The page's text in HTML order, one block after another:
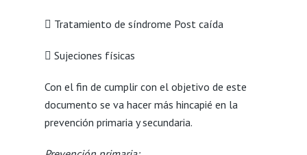
 Tratamiento de síndrome Post caída
 Sujeciones físicas
Con el fin de cumplir con el objetivo de este
documento se va hacer más hincapié en la
prevención primaria y secundaria.